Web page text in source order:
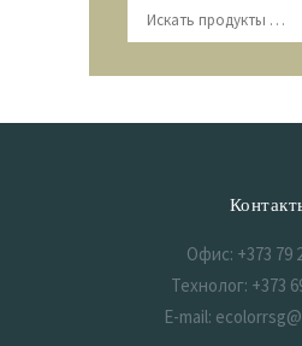
Офис: +373 79
Технолог: +373
E-mail: